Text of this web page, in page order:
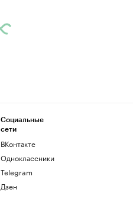
Социальные
сети
ВКонтакте
Одноклассники
Telegram
Дзен